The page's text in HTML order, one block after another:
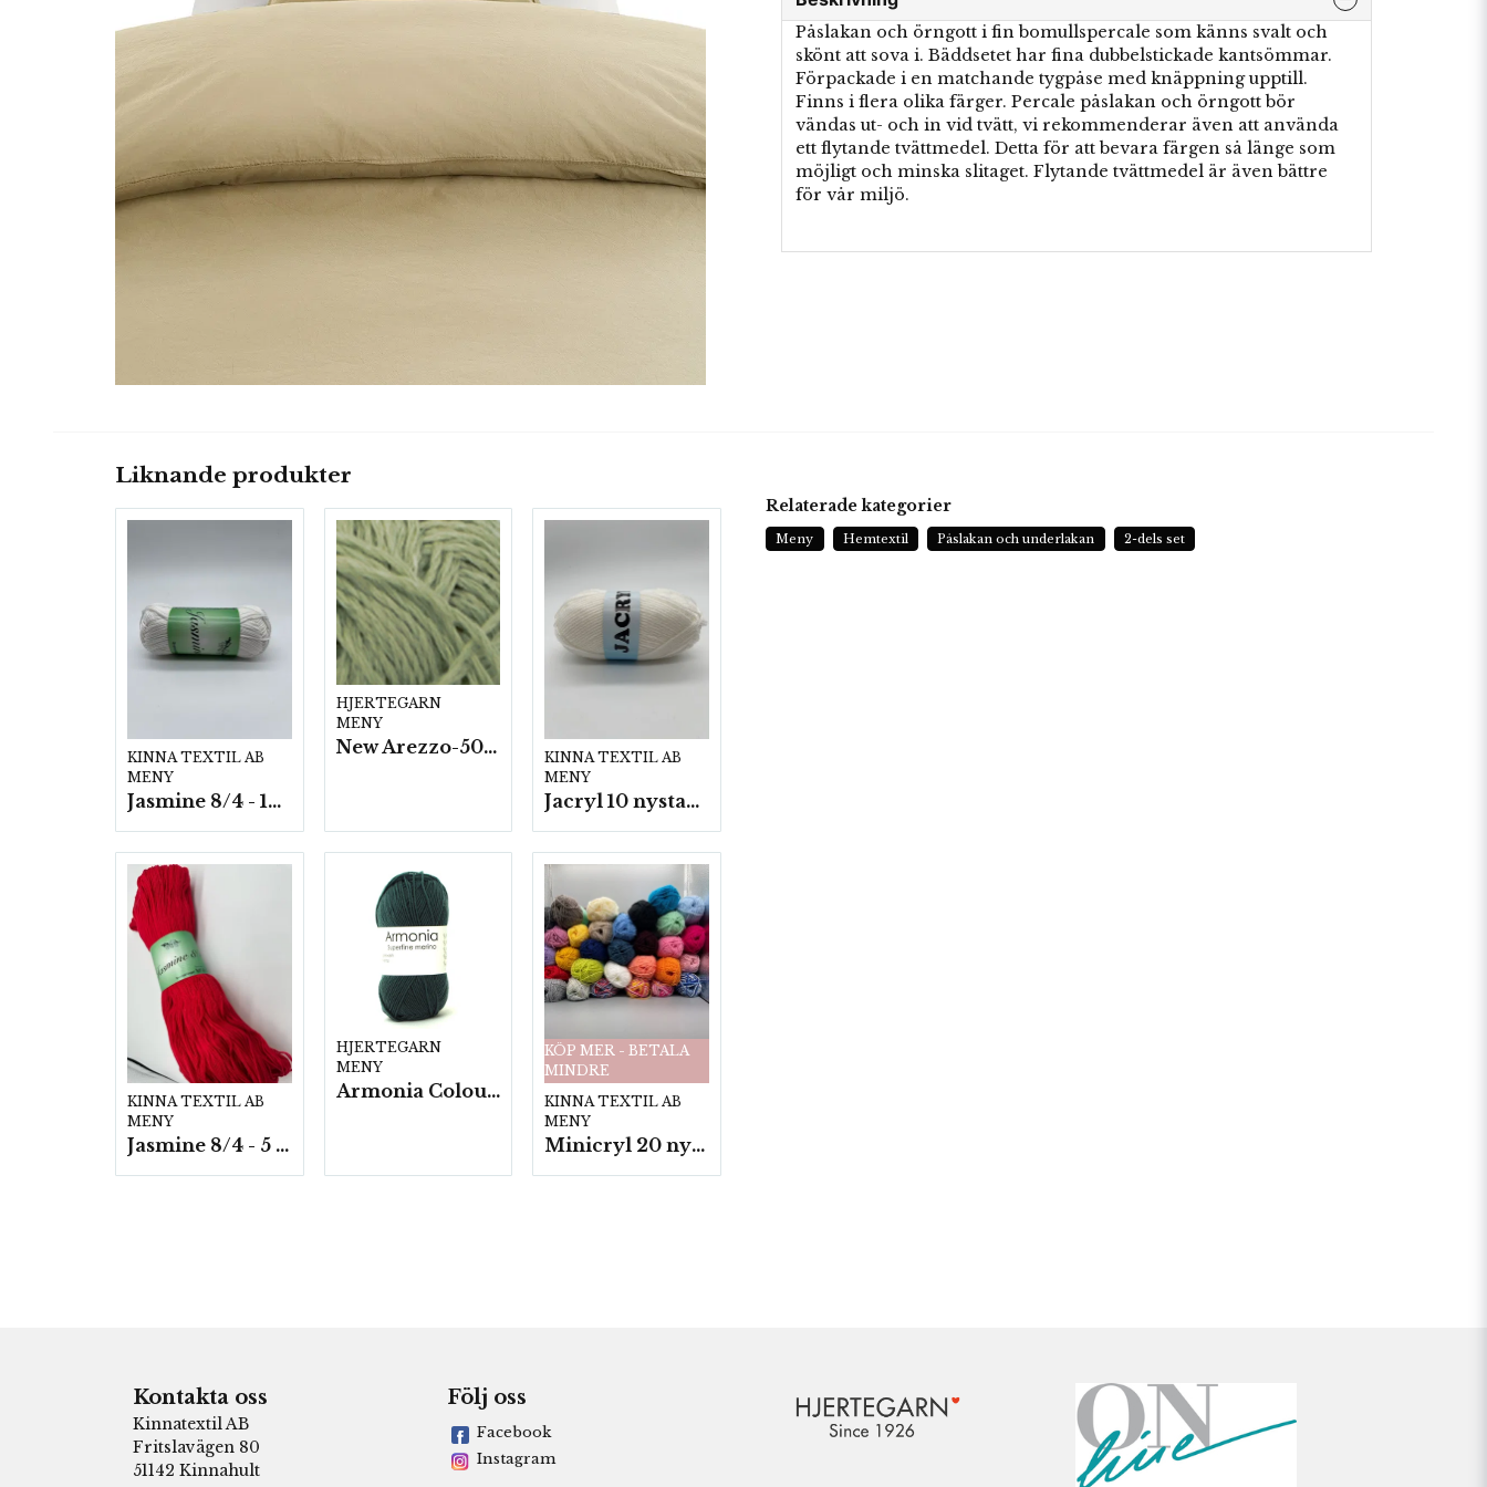
Påslakan och örngott i fin bomullspercale som känns svalt och
skönt att sova i. Bäddsetet har fina dubbelstickade kantsömmar.
Förpackade i en matchande tygpåse med knäppning upptill.
Finns i flera olika färger. Percale påslakan och örngott bör
vändas ut- och in vid tvätt, vi rekommenderar även att använda
ett flytande tvättmedel. Detta för att bevara färgen så länge som
möjligt och minska slitaget. Flytande tvättmedel är även bättre
för vår miljö.
Liknande produkter
KINNA TEXTIL AB
MENY
Jasmine 8/4 - 10 nystan a50g./fp.
HJERTEGARN
MENY
New Arezzo-50g./nyst. 10 st/fp.
KINNA TEXTIL AB
MENY
Jacryl 10 nystan a50g./fp.
KINNA TEXTIL AB
MENY
Jasmine 8/4 - 5 härvor a200g./fp.
HJERTEGARN
MENY
Armonia Colour- 5 härv/fp. a100 g.
KÖP MER - BETALA
MINDRE
KINNA TEXTIL AB
MENY
Minicryl 20 nystan a25g./fp.
Relaterade kategorier
Meny Hemtextil Påslakan och underlakan 2-dels set
Kontakta oss
Kinnatextil AB
Fritslavägen 80
51142 Kinnahult
Följ oss
Facebook
Instagram